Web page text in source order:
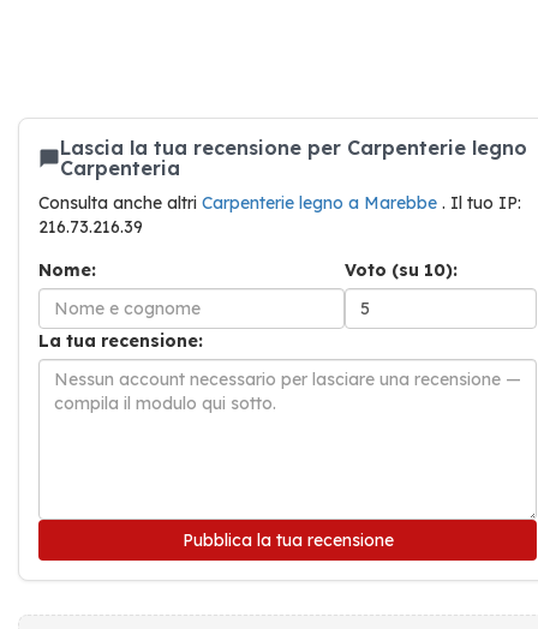
Lascia la tua recensione per Carpenterie legno
Carpenteria
Consulta anche altri Carpenterie legno a Marebbe . Il tuo IP:
216.73.216.39
Nome:
Voto (su 10):
La tua recensione:
Pubblica la tua recensione